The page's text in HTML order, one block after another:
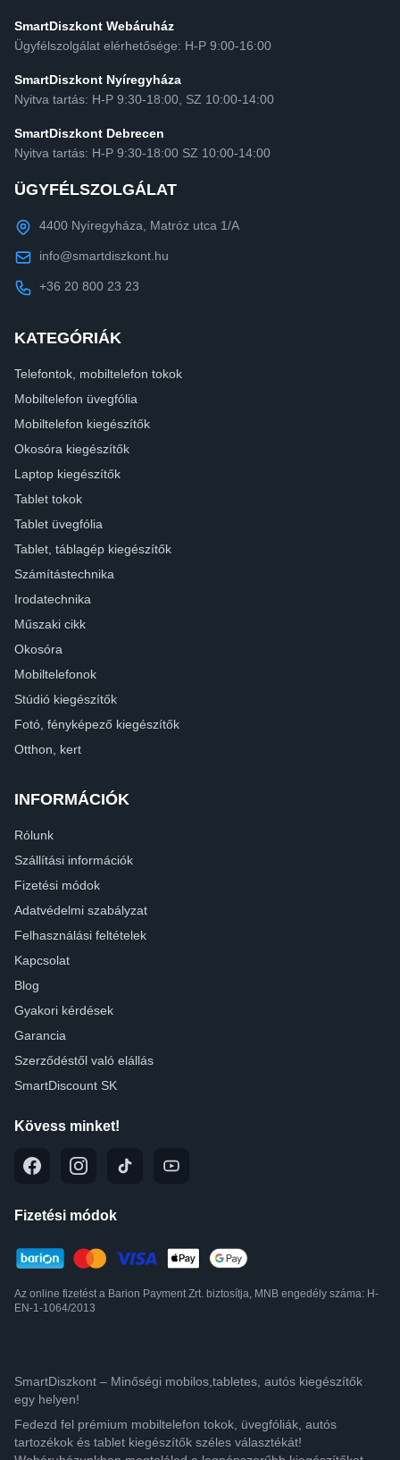
SmartDiszkont Webáruház
Ügyfélszolgálat elérhetősége: H-P 9:00-16:00
SmartDiszkont Nyíregyháza
Nyitva tartás: H-P 9:30-18:00, SZ 10:00-14:00
SmartDiszkont Debrecen
Nyitva tartás: H-P 9:30-18:00 SZ 10:00-14:00
ÜGYFÉLSZOLGÁLAT
4400 Nyíregyháza, Matróz utca 1/A
info@smartdiszkont.hu
+36 20 800 23 23
KATEGÓRIÁK
Telefontok, mobiltelefon tokok
Mobiltelefon üvegfólia
Mobiltelefon kiegészítők
Okosóra kiegészítők
Laptop kiegészítők
Tablet tokok
Tablet üvegfólia
Tablet, táblagép kiegészítők
Számítástechnika
Irodatechnika
Műszaki cikk
Okosóra
Mobiltelefonok
Stúdió kiegészítők
Fotó, fényképező kiegészítők
Otthon, kert
INFORMÁCIÓK
Rólunk
Szállítási információk
Fizetési módok
Adatvédelmi szabályzat
Felhasználási feltételek
Kapcsolat
Blog
Gyakori kérdések
Garancia
Szerződéstől való elállás
SmartDiscount SK
Kövess minket!
Fizetési módok
Az online fizetést a Barion Payment Zrt. biztosítja, MNB engedély száma: H-
EN-1-1064/2013
SmartDiszkont – Minőségi mobilos,tabletes, autós kiegészítők
egy helyen!
Fedezd fel prémium mobiltelefon tokok, üvegfóliák, autós
tartozékok és tablet kiegészítők széles választékát!